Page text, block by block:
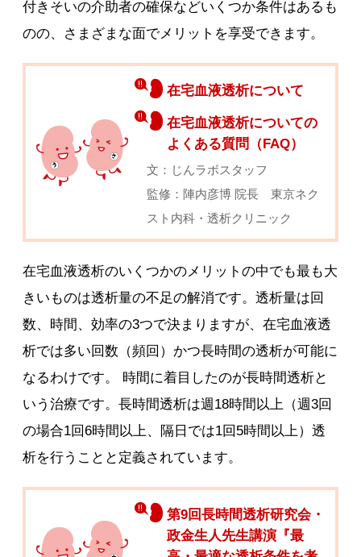
付きそいの介助者の確保などいくつか条件はあるも
のの、さまざまな面でメリットを享受できます。
在宅血液透析について
在宅血液透析についての
よくある質問（FAQ）
文：じんラボスタッフ
監修：陣内彦博 院長 東京ネク
スト内科・透析クリニック
在宅血液透析のいくつかのメリットの中でも最も大
きいものは透析量の不足の解消です。透析量は回
数、時間、効率の3つで決まりますが、在宅血液透
析では多い回数（頻回）かつ長時間の透析が可能に
なるわけです。 時間に着目したのが長時間透析と
いう治療です。長時間透析は週18時間以上（週3回
の場合1回6時間以上、隔日では1回5時間以上）透
析を行うことと定義されています。
第9回長時間透析研究会・
政金生人先生講演『最